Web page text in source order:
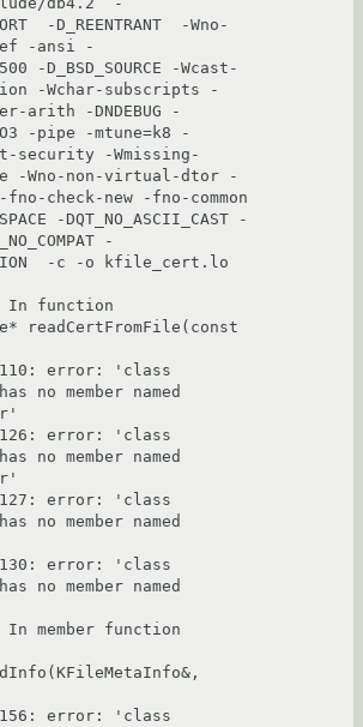
-D_REENTRANT  -Wno-
-ansi -
-D_BSD_SOURCE -Wcast-
-Wchar-subscripts -
arith -DNDEBUG -
-O3 -pipe -mtune=k8 -
security -Wmissing-
-Wno-non-virtual-dtor -
check-new -fno-common
-DQT_NO_ASCII_CAST -
-
-c -o kfile_cert.lo
In function
readCertFromFile(const
error: 'class
no member named
error: 'class
no member named
error: 'class
no member named
error: 'class
no member named
member function
error: 'class